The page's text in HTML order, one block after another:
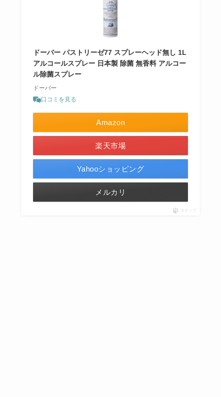
ドーバー パストリーゼ77 スプレーヘッド無し 1L
アルコールスプレー 日本製 除菌 無香料 アルコー
ル除菌スプレー
ドーバー
口コミを見る
Amazon
楽天市場
Yahooショッピング
メルカリ
ポチップ